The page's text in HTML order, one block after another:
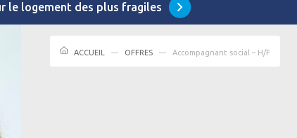
le logement des plus fragiles
ACCUEIL OFFRES Accompagnant social – H/F